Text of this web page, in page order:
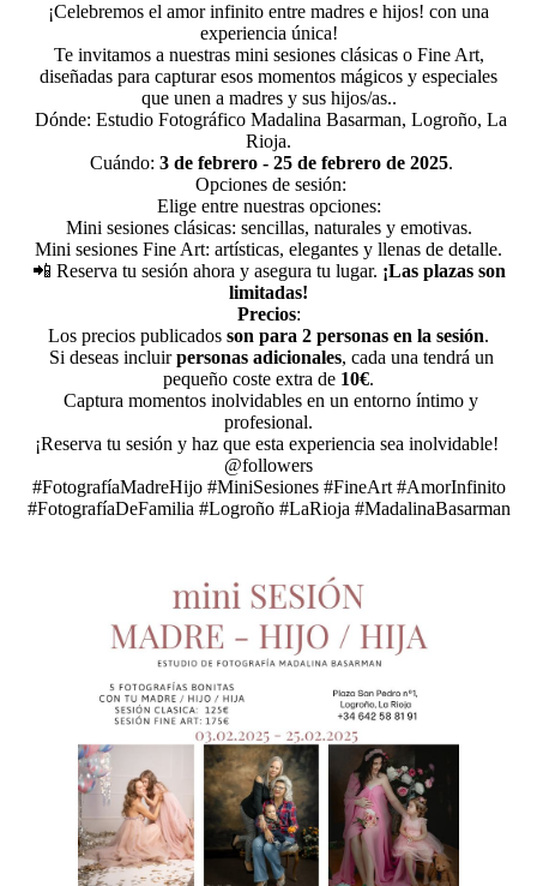
¡Celebremos el amor infinito entre madres e hijos! con una
experiencia única!
Te invitamos a nuestras mini sesiones clásicas o Fine Art,
diseñadas para capturar esos momentos mágicos y especiales
que unen a madres y sus hijos/as..
Dónde: Estudio Fotográfico Madalina Basarman, Logroño, La
Rioja.
Cuándo: 3 de febrero - 25 de febrero de 2025.
Opciones de sesión:
Elige entre nuestras opciones:
Mini sesiones clásicas: sencillas, naturales y emotivas.
Mini sesiones Fine Art: artísticas, elegantes y llenas de detalle.
📲 Reserva tu sesión ahora y asegura tu lugar. ¡Las plazas son
limitadas!
Precios:
Los precios publicados son para 2 personas en la sesión.
Si deseas incluirpersonas adicionales, cada una tendrá un
pequeño coste extra de 10€.
Captura momentos inolvidables en un entorno íntimo y
profesional.
¡Reserva tu sesión y haz que esta experiencia sea inolvidable!
@followers
#FotografíaMadreHijo #MiniSesiones #FineArt #AmorInfinito
#FotografíaDeFamilia #Logroño #LaRioja #MadalinaBasarman